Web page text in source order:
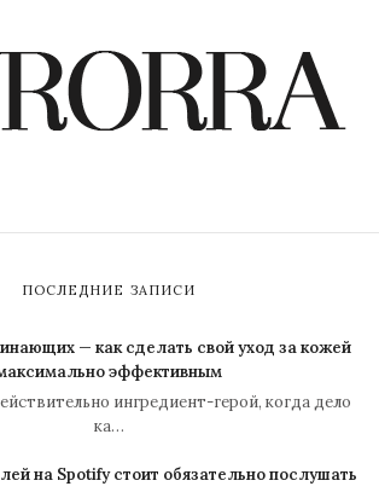
ПОСЛЕДНИЕ ЗАПИСИ
— как сделать свой уход за кожей
эффективным
ингредиент-герой, когда дело
ка…
на Spotify стоит обязательно послушать